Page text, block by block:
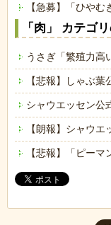
【急募】「ひや
「肉」 カテゴ
うさぎ「繁殖力高
【悲報】しゃぶ葉
シャウエッセン公
【朗報】シャウ
【悲報】「ピー